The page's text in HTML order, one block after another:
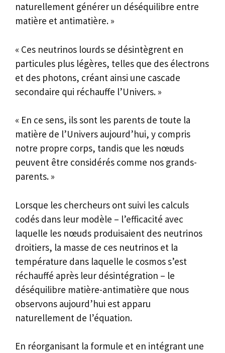
naturellement générer un déséquilibre entre
matière et antimatière. »
« Ces neutrinos lourds se désintègrent en
particules plus légères, telles que des électrons
et des photons, créant ainsi une cascade
secondaire qui réchauffe l’Univers. »
« En ce sens, ils sont les parents de toute la
matière de l’Univers aujourd’hui, y compris
notre propre corps, tandis que les nœuds
peuvent être considérés comme nos grands-
parents. »
Lorsque les chercheurs ont suivi les calculs
codés dans leur modèle – l’efficacité avec
laquelle les nœuds produisaient des neutrinos
droitiers, la masse de ces neutrinos et la
température dans laquelle le cosmos s’est
réchauffé après leur désintégration – le
déséquilibre matière-antimatière que nous
observons aujourd’hui est apparu
naturellement de l’équation.
En réorganisant la formule et en intégrant une